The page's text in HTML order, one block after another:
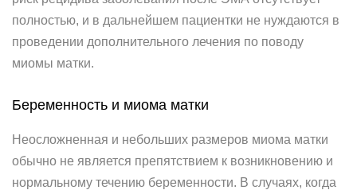
полностью, и в дальнейшем пациентки не нуждаются в
проведении дополнительного лечения по поводу
миомы матки.
Беременность и миома матки
Неосложненная и небольших размеров миома матки
обычно не является препятствием к возникновению и
нормальному течению беременности. В случаях, когда